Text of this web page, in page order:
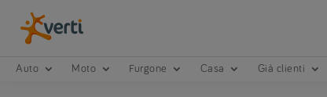
Auto Moto Furgone Casa Già clienti